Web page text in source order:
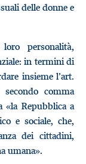
delle donne e
personalità,
in termini di
insieme l’art.
comma
«la Repubblica a
e sociale, che,
dei cittadini,
umana».